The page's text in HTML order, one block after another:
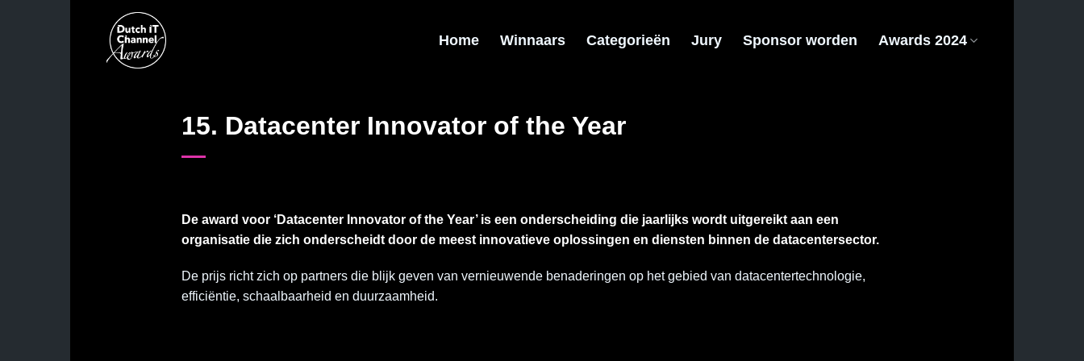
content
Home Winnaars Categorieën Jury Sponsor worden Awards 2024
15. Datacenter Innovator of the Year
De award voor ‘Datacenter Innovator of the Year’ is een onderscheiding die jaarlijks wordt uitgereikt aan een
organisatie die zich onderscheidt door de meest innovatieve oplossingen en diensten binnen de datacentersector.
De prijs richt zich op partners die blijk geven van vernieuwende benaderingen op het gebied van datacentertechnologie,
efficiëntie, schaalbaarheid en duurzaamheid.